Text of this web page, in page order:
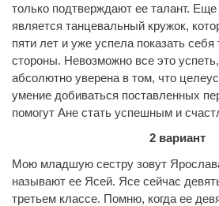
только подтверждают ее талант.
является танцевальный кружок,
пяти лет и уже успела показать
стороны. Невозможно все это
абсолютно уверена в том, что
умение добиваться поставленных
помогут Ане стать успешным и
2 вариант
Мою младшую сестру зовут
называют ее Ясей. Ясе сейчас
третьем классе. Помню, когда ее